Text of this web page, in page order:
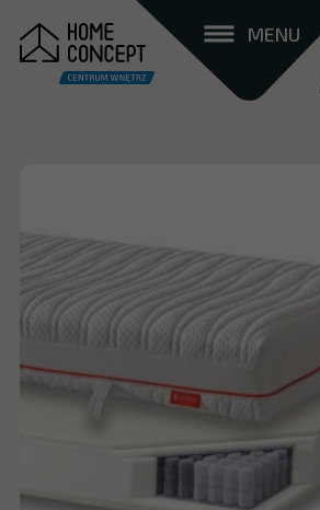
MENU